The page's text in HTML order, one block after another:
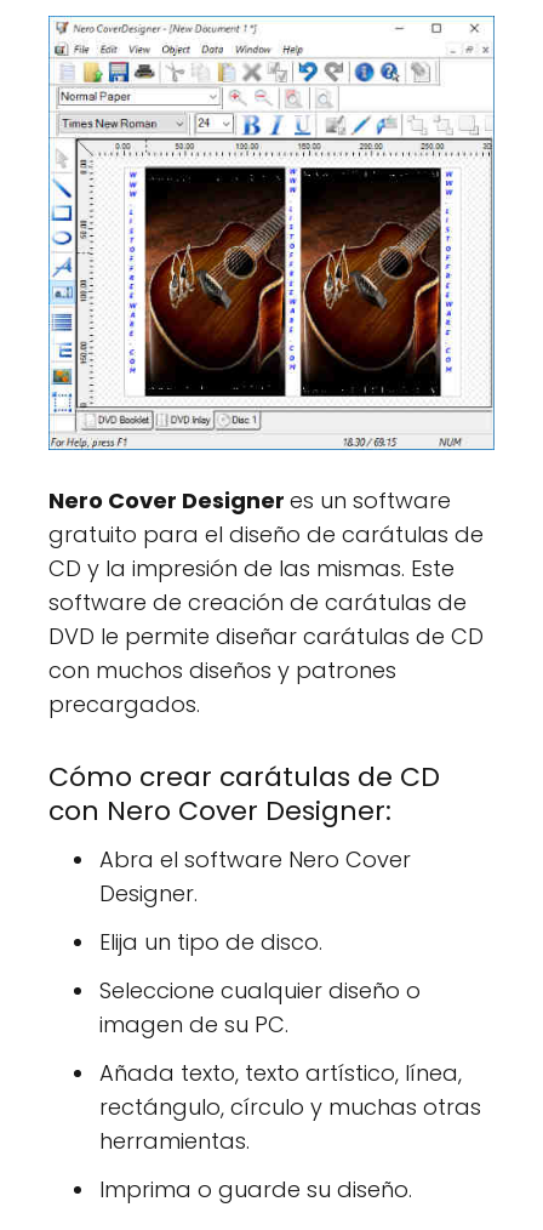
Nero Cover Designer es un software
gratuito para el diseño de carátulas de
CD y la impresión de las mismas. Este
software de creación de carátulas de
DVD le permite diseñar carátulas de CD
con muchos diseños y patrones
precargados.
Cómo crear carátulas de CD
con Nero Cover Designer:
Abra el software Nero Cover
Designer.
Elija un tipo de disco.
Seleccione cualquier diseño o
imagen de su PC.
Añada texto, texto artístico, línea,
rectángulo, círculo y muchas otras
herramientas.
Imprima o guarde su diseño.